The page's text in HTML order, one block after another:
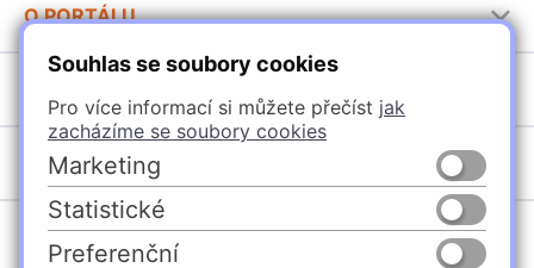
Souhlas se soubory cookies
Pro více informací si můžete přečíst jak
zacházíme se soubory cookies
Marketing
Statistické
Preferenční
Stavební katalog Häfele
Brožury Häfele
O PORTÁLU
Provozovatel portálu
Jak používat portál
Úchytky
Nábytkové kování
Vybavení kuchyní
Osvětlení a elektro
POBOČKY
Špačince
Žilina